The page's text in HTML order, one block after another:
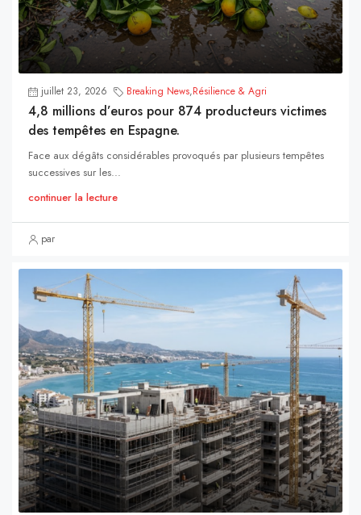
juillet 23, 2026 Breaking News,Résilience & Agri
4,8 millions d’euros pour 874 producteurs victimes
des tempêtes en Espagne.
Face aux dégâts considérables provoqués par plusieurs tempêtes
successives sur les...
continuer la lecture
par